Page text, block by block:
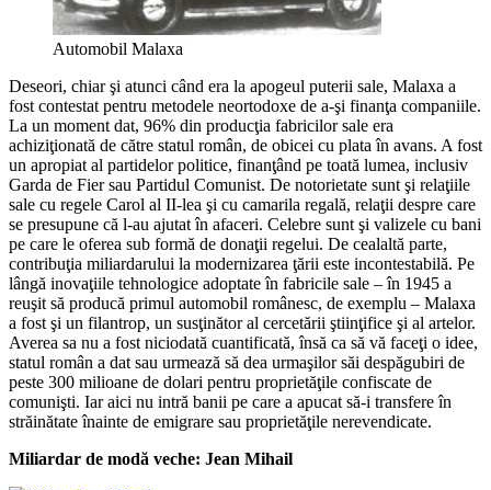
Automobil Malaxa
Deseori, chiar şi atunci când era la apogeul puterii sale, Malaxa a
fost contestat pentru metodele neortodoxe de a-şi finanţa companiile.
La un moment dat, 96% din producţia fabricilor sale era
achiziţionată de către statul român, de obicei cu plata în avans. A fost
un apropiat al partidelor politice, finanţând pe toată lumea, inclusiv
Garda de Fier sau Partidul Comunist. De notorietate sunt şi relaţiile
sale cu regele Carol al II-lea şi cu camarila regală, relaţii despre care
se presupune că l-au ajutat în afaceri. Celebre sunt şi valizele cu bani
pe care le oferea sub formă de donaţii regelui. De cealaltă parte,
contribuţia miliardarului la modernizarea ţării este incontestabilă. Pe
lângă inovaţiile tehnologice adoptate în fabricile sale – în 1945 a
reuşit să producă primul automobil românesc, de exemplu – Malaxa
a fost şi un filantrop, un susţinător al cercetării ştiinţifice şi al artelor.
Averea sa nu a fost niciodată cuantificată, însă ca să vă faceţi o idee,
statul român a dat sau urmează să dea urmaşilor săi despăgubiri de
peste 300 milioane de dolari pentru proprietăţile confiscate de
comunişti. Iar aici nu intră banii pe care a apucat să-i transfere în
străinătate înainte de emigrare sau proprietăţile nerevendicate.
Miliardar de modă veche: Jean Mihail